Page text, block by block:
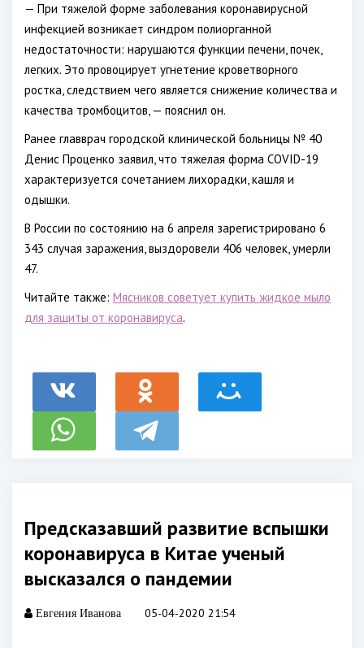
— При тяжелой форме заболевания коронавирусной
инфекцией возникает синдром полиорганной
недостаточности: нарушаются функции печени, почек,
легких. Это провоцирует угнетение кроветворного
ростка, следствием чего является снижение количества и
качества тромбоцитов, — пояснил он.
Ранее главврач городской клинической больницы № 40
Денис Проценко заявил, что тяжелая форма COVID-19
характеризуется сочетанием лихорадки, кашля и
одышки.
В России по состоянию на 6 апреля зарегистрировано 6
343 случая заражения, выздоровели 406 человек, умерли
47.
Читайте также: Мясников советует купить жидкое мыло
для защиты от коронавируса.
Предсказавший развитие вспышки
коронавируса в Китае ученый
высказался о пандемии
Евгения Иванова 05-04-2020 21:54